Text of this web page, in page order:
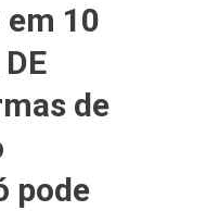
em 10
de
pode